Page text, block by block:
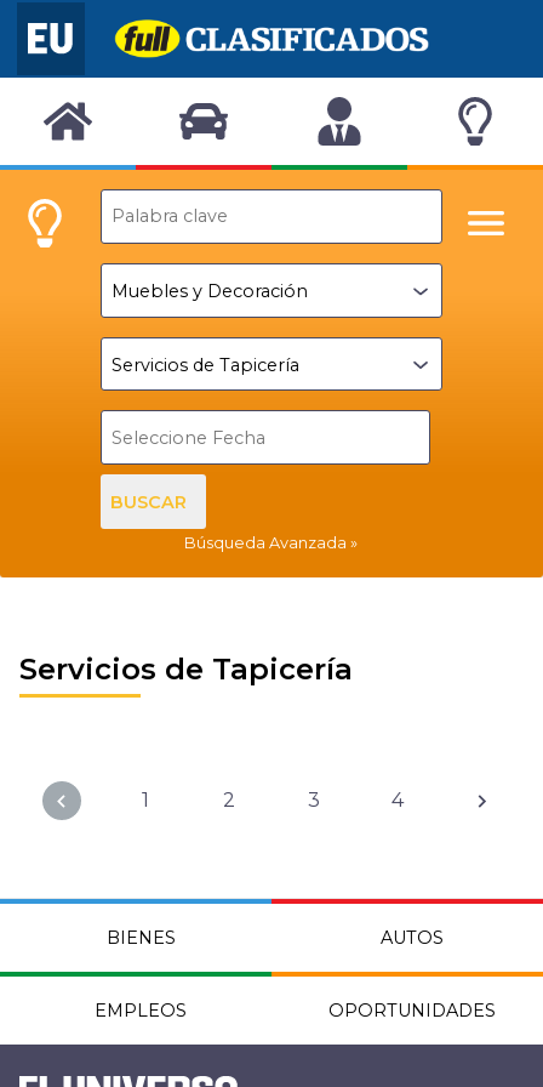
BUSCAR
Búsqueda Avanzada
Servicios de Tapicería
1 2 3 4
BIENES AUTOS
EMPLEOS OPORTUNIDADES